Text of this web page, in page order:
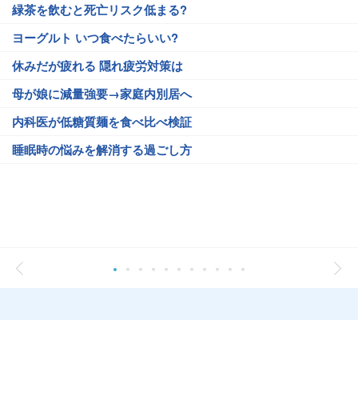
緑茶を飲むと死亡リスク低まる?
ヨーグルト いつ食べたらいい?
休みだが疲れる 隠れ疲労対策は
母が娘に減量強要→家庭内別居へ
内科医が低糖質麺を食べ比べ検証
睡眠時の悩みを解消する過ごし方